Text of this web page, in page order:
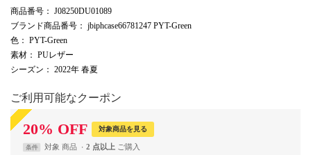
商品番号 ： J08250DU01089
ブランド商品番号 ： jbiphcase66781247 PYT-Green
色 ： PYT-Green
素材 ： PUレザー
シーズン ： 2022年 春夏
ご利用可能なクーポン
20% OFF 対象商品を見る
条件 対象 商品 2 点以上